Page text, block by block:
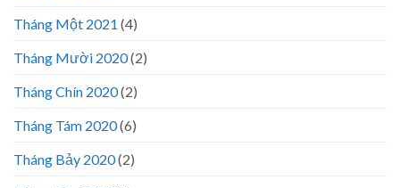
Tháng Một 2021 (4)
Tháng Mười 2020(2)
Tháng Chín 2020(2)
Tháng Tám 2020(6)
Tháng Bảy 2020(2)